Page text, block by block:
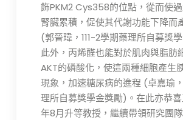
飾PKM2 Cys358的位點，從而使
腎臟累積，促使其代謝功能下降而
(郭晉瑋，111-2學期藥理所自募獎
此外，丙烯醛也能對於肌肉與脂肪
AKT的磷酸化，使這兩種細胞產生
現象，加速糖尿病的進程 (卓嘉瑜
理所自募獎學金獎勵)。在此亦恭喜
年8月升等教授，繼續帶領研究團